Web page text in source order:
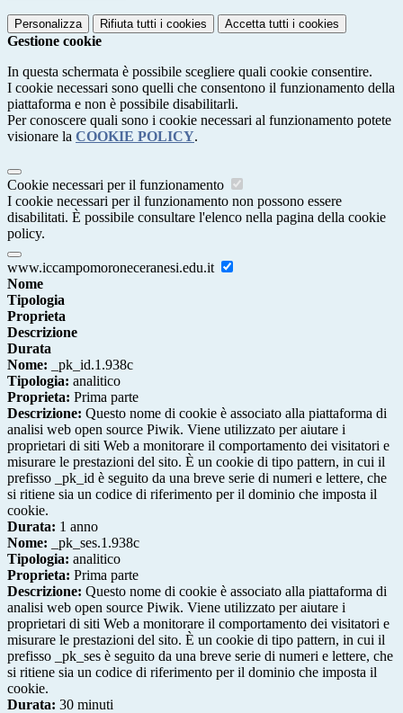
Personalizza Rifiuta tutti i cookies Accetta tutti i cookies
Gestione cookie
In questa schermata è possibile scegliere quali cookie consentire.
I cookie necessari sono quelli che consentono il funzionamento della
piattaforma e non è possibile disabilitarli.
Per conoscere quali sono i cookie necessari al funzionamento potete
visionare la COOKIE POLICY.
Cookie necessari per il funzionamento
I cookie necessari per il funzionamento non possono essere
disabilitati. È possibile consultare l'elenco nella pagina della cookie
policy.
www.iccampomoroneceranesi.edu.it
Nome
Tipologia
Proprieta
Descrizione
Durata
Nome: _pk_id.1.938c
Tipologia: analitico
Proprieta: Prima parte
Descrizione: Questo nome di cookie è associato alla piattaforma di
analisi web open source Piwik. Viene utilizzato per aiutare i
proprietari di siti Web a monitorare il comportamento dei visitatori e
misurare le prestazioni del sito. È un cookie di tipo pattern, in cui il
prefisso _pk_id è seguito da una breve serie di numeri e lettere, che
si ritiene sia un codice di riferimento per il dominio che imposta il
cookie.
Durata: 1 anno
Nome: _pk_ses.1.938c
Tipologia: analitico
Proprieta: Prima parte
Descrizione: Questo nome di cookie è associato alla piattaforma di
analisi web open source Piwik. Viene utilizzato per aiutare i
proprietari di siti Web a monitorare il comportamento dei visitatori e
misurare le prestazioni del sito. È un cookie di tipo pattern, in cui il
prefisso _pk_ses è seguito da una breve serie di numeri e lettere, che
si ritiene sia un codice di riferimento per il dominio che imposta il
cookie.
Durata: 30 minuti